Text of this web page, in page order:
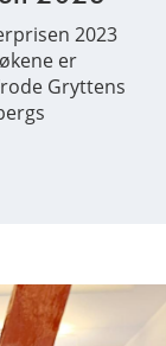
2023
er
Gryttens